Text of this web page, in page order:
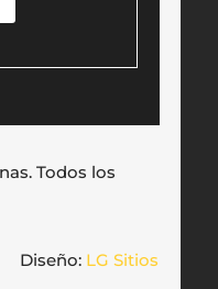
Todos los
Diseño: LG Sitios